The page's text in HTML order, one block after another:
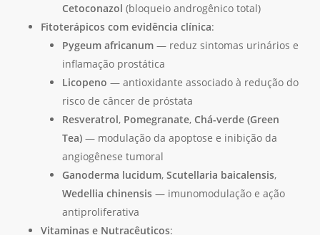
Cetoconazol (bloqueio androgênico total)
Fitoterápicos com evidência clínica:
Pygeum africanum— reduz sintomas urinários e
inflamação prostática
Licopeno — antioxidante associado à redução do
risco de câncer de próstata
Resveratrol, Pomegranate, Chá-verde (Green
Tea)— modulação da apoptose e inibição da
angiogênese tumoral
Ganoderma lucidum, Scutellaria baicalensis,
Wedellia chinensis— imunomodulação e ação
antiproliferativa
Vitaminas e Nutracêuticos: